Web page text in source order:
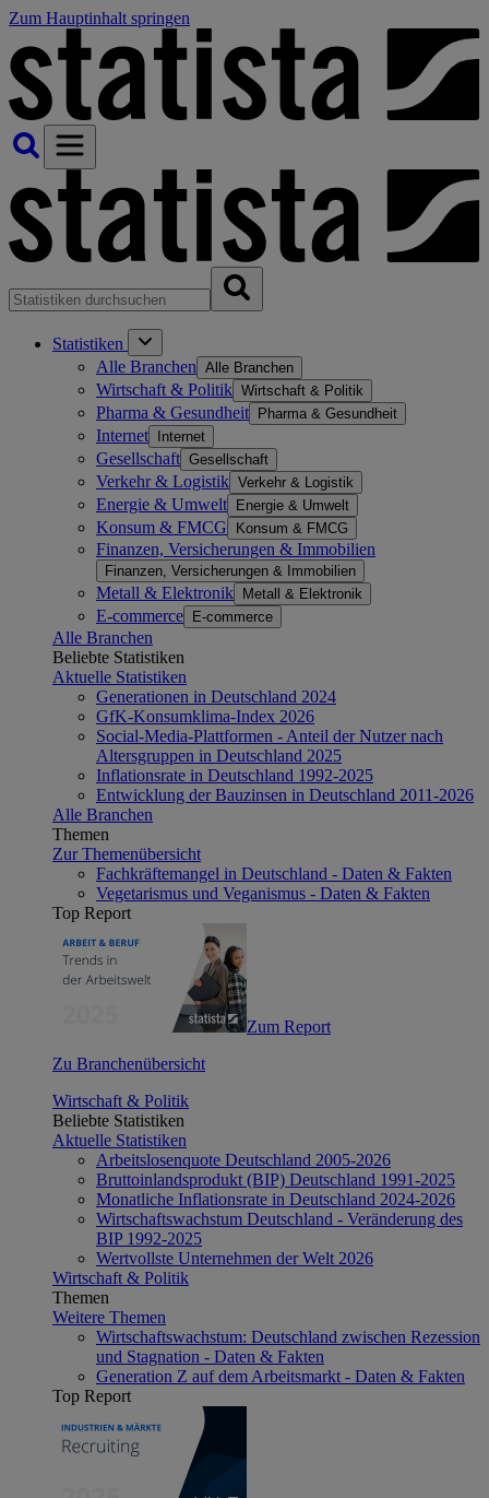
Zum Hauptinhalt springen
Statistiken
Alle Branchen Alle Branchen
Wirtschaft & Politik Wirtschaft & Politik
Pharma & Gesundheit Pharma & Gesundheit
Internet Internet
Gesellschaft Gesellschaft
Verkehr & Logistik Verkehr & Logistik
Energie & Umwelt Energie & Umwelt
Konsum & FMCG Konsum & FMCG
Finanzen, Versicherungen & Immobilien
Finanzen, Versicherungen & Immobilien
Metall & Elektronik Metall & Elektronik
E-commerce E-commerce
Alle Branchen
Beliebte Statistiken
Aktuelle Statistiken
Generationen in Deutschland 2024
GfK-Konsumklima-Index 2026
Social-Media-Plattformen - Anteil der Nutzer nach
Altersgruppen in Deutschland 2025
Inflationsrate in Deutschland 1992-2025
Entwicklung der Bauzinsen in Deutschland 2011-2026
Alle Branchen
Themen
Zur Themenübersicht
Fachkräftemangel in Deutschland - Daten & Fakten
Vegetarismus und Veganismus - Daten & Fakten
Top Report
Zum Report
Zu Branchenübersicht
Wirtschaft & Politik
Beliebte Statistiken
Aktuelle Statistiken
Arbeitslosenquote Deutschland 2005-2026
Bruttoinlandsprodukt (BIP) Deutschland 1991-2025
Monatliche Inflationsrate in Deutschland 2024-2026
Wirtschaftswachstum Deutschland - Veränderung des
BIP 1992-2025
Wertvollste Unternehmen der Welt 2026
Wirtschaft & Politik
Themen
Weitere Themen
Wirtschaftswachstum: Deutschland zwischen Rezession
und Stagnation - Daten & Fakten
Generation Z auf dem Arbeitsmarkt - Daten & Fakten
Top Report